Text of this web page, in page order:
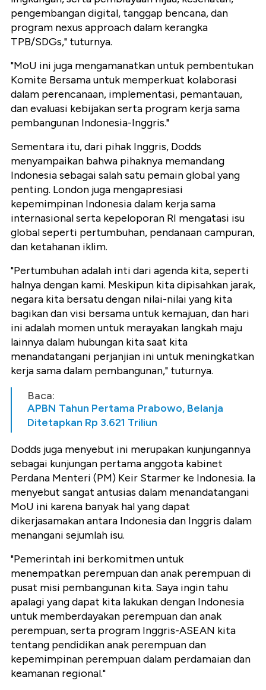
pengembangan digital, tanggap bencana, dan
program nexus approach dalam kerangka
TPB/SDGs," tuturnya.
"MoU ini juga mengamanatkan untuk pembentukan
Komite Bersama untuk memperkuat kolaborasi
dalam perencanaan, implementasi, pemantauan,
dan evaluasi kebijakan serta program kerja sama
pembangunan Indonesia-Inggris."
Sementara itu, dari pihak Inggris, Dodds
menyampaikan bahwa pihaknya memandang
Indonesia sebagai salah satu pemain global yang
penting. London juga mengapresiasi
kepemimpinan Indonesia dalam kerja sama
internasional serta kepeloporan RI mengatasi isu
global seperti pertumbuhan, pendanaan campuran,
dan ketahanan iklim.
"Pertumbuhan adalah inti dari agenda kita, seperti
halnya dengan kami. Meskipun kita dipisahkan jarak,
negara kita bersatu dengan nilai-nilai yang kita
bagikan dan visi bersama untuk kemajuan, dan hari
ini adalah momen untuk merayakan langkah maju
lainnya dalam hubungan kita saat kita
menandatangani perjanjian ini untuk meningkatkan
kerja sama dalam pembangunan," tuturnya.
Baca:
APBN Tahun Pertama Prabowo, Belanja
Ditetapkan Rp 3.621 Triliun
Dodds juga menyebut ini merupakan kunjungannya
sebagai kunjungan pertama anggota kabinet
Perdana Menteri (PM) Keir Starmer ke Indonesia. Ia
menyebut sangat antusias dalam menandatangani
MoU ini karena banyak hal yang dapat
dikerjasamakan antara Indonesia dan Inggris dalam
menangani sejumlah isu.
"Pemerintah ini berkomitmen untuk
menempatkan perempuan dan anak perempuan di
pusat misi pembangunan kita. Saya ingin tahu
apalagi yang dapat kita lakukan dengan Indonesia
untuk memberdayakan perempuan dan anak
perempuan, serta program Inggris-ASEAN kita
tentang pendidikan anak perempuan dan
kepemimpinan perempuan dalam perdamaian dan
keamanan regional."